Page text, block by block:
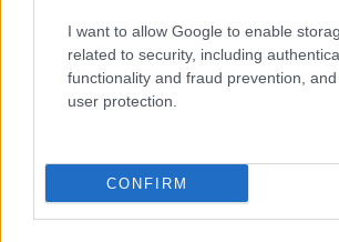
I want to allow Google to enable
related to security, including
functionality and fraud prevention,
user protection.
CONFIRM
(STEAKEURCV)
Epoch Island
Stride Staked Injective
(STINJ)